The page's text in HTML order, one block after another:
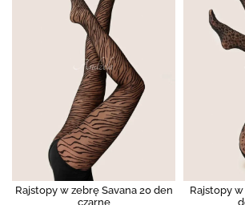
Rajstopy w zebrę Savana 20 den
czarne
Rajstopy